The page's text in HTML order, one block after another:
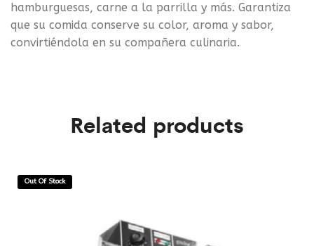
hamburguesas, carne a la parrilla y más. Garantiza
que su comida conserve su color, aroma y sabor,
convirtiéndola en su compañera culinaria.
Related products
Out Of Stock